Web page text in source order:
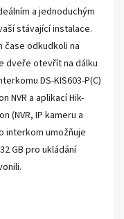
a jednoduchým
stávající instalace.
čase odkudkoli na
dveře otevřít na dálku
DS-KIS603-P(C)
NVR a aplikací Hik-
(NVR, IP kameru a
interkom umožňuje
GB pro ukládání